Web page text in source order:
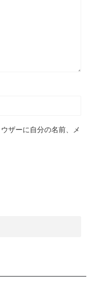
ザーに自分の名前、メ